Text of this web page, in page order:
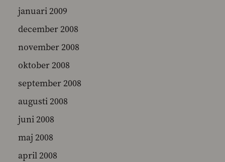
januari 2009
december 2008
november 2008
oktober 2008
september 2008
augusti 2008
juni 2008
maj 2008
april 2008